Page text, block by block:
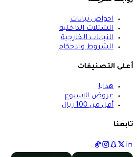
احواض نباتات
الشتلات الداخلية
النباتات الخارجية
الشروط والاحكام
أعلى التصنيفات
هدايا
عروض الاسبوع
أقل من 100 ريال
تابعنا